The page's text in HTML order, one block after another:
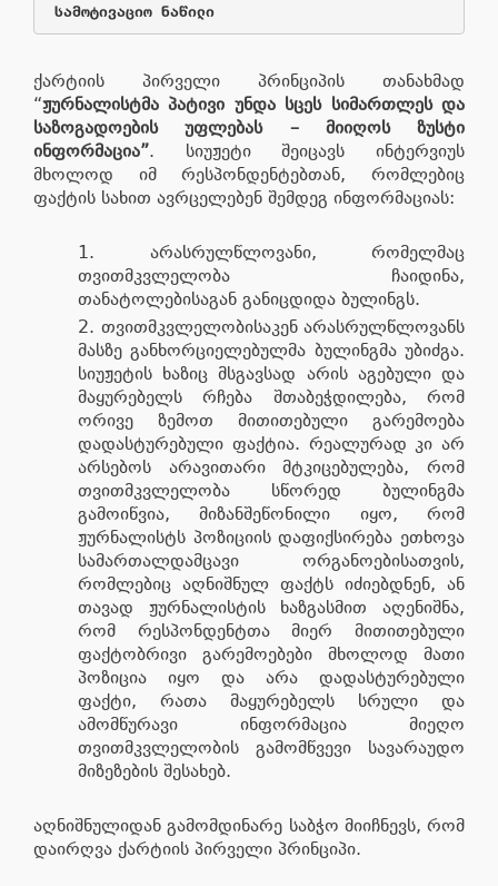
სამოტივაციო ნაწილი
ქარტიის პირველი პრინციპის თანახმად
“ჟურნალისტმა პატივი უნდა სცეს სიმართლეს და
საზოგადოების უფლებას – მიიღოს ზუსტი
ინფორმაცია”. სიუჟეტი შეიცავს ინტერვიუს
მხოლოდ იმ რესპონდენტებთან, რომლებიც
ფაქტის სახით ავრცელებენ შემდეგ ინფორმაციას:
არასრულწლოვანი, რომელმაც
თვითმკვლელობა ჩაიდინა,
თანატოლებისაგან განიცდიდა ბულინგს.
თვითმკვლელობისაკენ არასრულწლოვანს
მასზე განხორციელებულმა ბულინგმა უბიძგა.
სიუჟეტის ხაზიც მსგავსად არის აგებული და
მაყურებელს რჩება შთაბეჭდილება, რომ
ორივე ზემოთ მითითებული გარემოება
დადასტურებული ფაქტია. რეალურად კი არ
არსებოს არავითარი მტკიცებულება, რომ
თვითმკვლელობა სწორედ ბულინგმა
გამოიწვია, მიზანშეწონილი იყო, რომ
ჟურნალისტს პოზიციის დაფიქსირება ეთხოვა
სამართალდამცავი ორგანოებისათვის,
რომლებიც აღნიშნულ ფაქტს იძიებდნენ, ან
თავად ჟურნალისტის ხაზგასმით აღენიშნა,
რომ რესპონდენტთა მიერ მითითებული
ფაქტობრივი გარემოებები მხოლოდ მათი
პოზიცია იყო და არა დადასტურებული
ფაქტი, რათა მაყურებელს სრული და
ამომწურავი ინფორმაცია მიეღო
თვითმკვლელობის გამომწვევი სავარაუდო
მიზეზების შესახებ.
აღნიშნულიდან გამომდინარე საბჭო მიიჩნევს, რომ
დაირღვა ქარტიის პირველი პრინციპი.